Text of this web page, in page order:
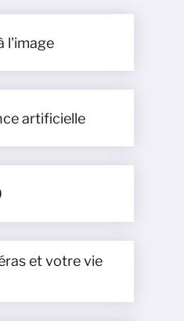
l'image
artificielle
et votre vie